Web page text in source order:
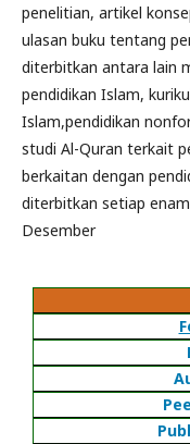
penelitian, artikel
ulasan buku tentang
diterbitkan antara lain
pendidikan Islam,
Islam,pendidikan
studi Al-Quran terkait
berkaitan dengan
diterbitkan setiap
Desember